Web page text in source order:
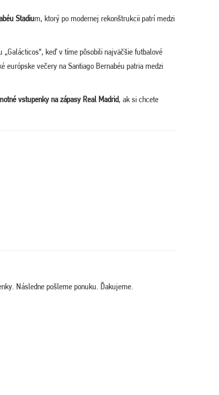
Stadium, ktorý po modernej rekonštrukcii patrí medzi
keď v tíme pôsobili najväčšie futbalové
európske večery na Santiago Bernabéu patria medzi
vstupenky na zápasy Real Madrid, ak si chcete
Následne pošleme ponuku. Ďakujeme.